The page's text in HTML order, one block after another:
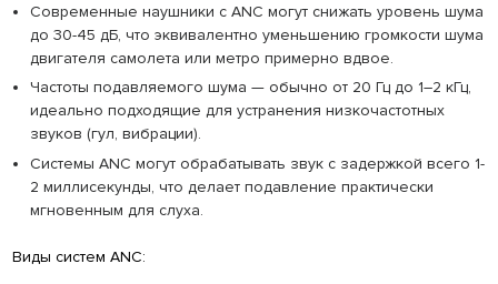
Современные наушники с ANC могут снижать уровень шума
до 30-45 дБ, что эквивалентно уменьшению громкости шума
двигателя самолета или метро примерно вдвое.
Частоты подавляемого шума — обычно от 20 Гц до 1–2 кГц,
идеально подходящие для устранения низкочастотных
звуков (гул, вибрации).
Системы ANC могут обрабатывать звук с задержкой всего 1-
2 миллисекунды, что делает подавление практически
мгновенным для слуха.
Виды систем ANC: